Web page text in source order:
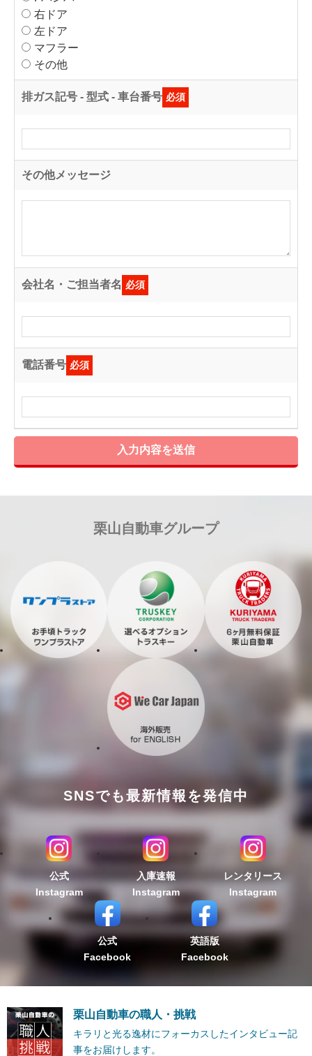
右ドア
左ドア
マフラー
その他
排ガス記号 - 型式 - 車台番号 必須
その他メッセージ
会社名・ご担当者名 必須
電話番号 必須
入力内容を送信
栗山自動車グループ
SNSでも最新情報を発信中
公式
Instagram
入庫速報
Instagram
レンタリース
Instagram
公式
Facebook
英語版
Facebook
栗山自動車の職人・挑戦
キラリと光る逸材にフォーカスしたインタビュー記
事をお届けします。